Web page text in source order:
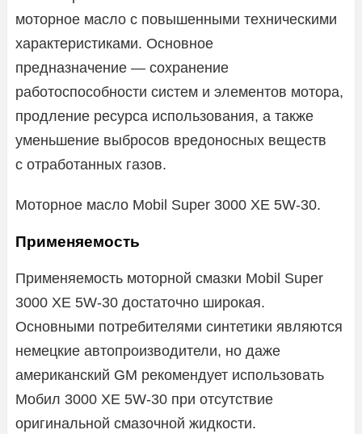
моторное масло с повышенными техническими
характеристиками. Основное
предназначение — сохранение
работоспособности систем и элементов мотора,
продление ресурса использования, а также
уменьшение выбросов вредоносных веществ
с отработанных газов.
Моторное масло Mobil Super 3000 XE 5W-30.
Применяемость
Применяемость моторной смазки Mobil Super
3000 XE 5W-30 достаточно широкая.
Основными потребителями синтетики являются
немецкие автопроизводители, но даже
американский GM рекомендует использовать
Мобил 3000 XE 5W-30 при отсутствие
оригинальной смазочной жидкости.